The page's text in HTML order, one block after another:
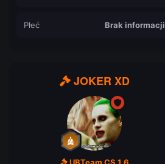
Płeć Brak informacji
JOKER XD